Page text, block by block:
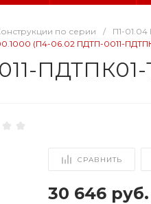
по серии / П1-
(П4-06.02 ПДТП-0011-
ПДТПК01-
СРАВНИТЬ
30 646 руб.